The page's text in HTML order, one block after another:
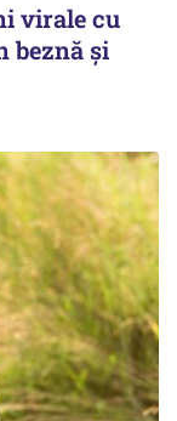
virale cu
beznă și